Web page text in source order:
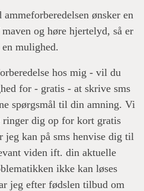
ønsker en
og høre hjertelyd, så er
en mulighed.
hos mig - vil du
for - gratis - at skrive sms
spørgsmål til din amning. Vi
dig op for kort gratis
kan på sms henvise dig til
viden ift. din aktuelle
ikke kan løses
jeg efter fødslen tilbud om